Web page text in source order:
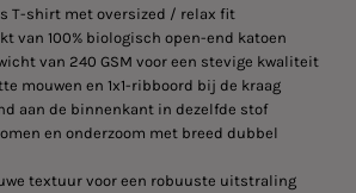
T-shirt met oversized / relax fit
van 100% biologisch open-end katoen
van 240 GSM voor een stevige kwaliteit
mouwen en 1x1-ribboord bij de kraag
aan de binnenkant in dezelfde stof
en onderzoom met breed dubbel
textuur voor een robuuste uitstraling